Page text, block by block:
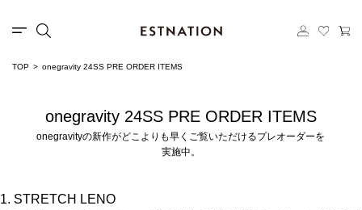
TOP onegravity 24SS PRE ORDER ITEMS
onegravity 24SS PRE ORDER ITEMS
onegravityの新作がどこよりも早くご覧いただけるプレオーダーを
実施中。
1. STRETCH LENO